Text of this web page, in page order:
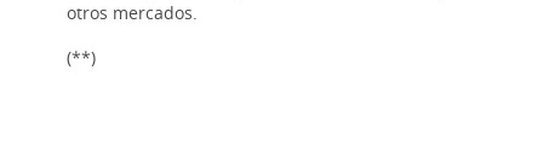
otros mercados.
(**)